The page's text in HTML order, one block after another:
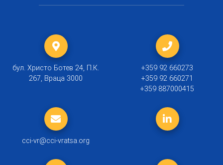
бул. Христо Ботев 24, П.К.
267, Враца 3000
+359 92 660273
+359 92 660271
+359 887000415
cci-vr@cci-vratsa.org